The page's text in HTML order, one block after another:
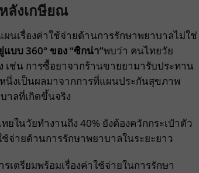
ลังเกษียณ
ผนเรื่องค่าใช้จ่ายด้านการรักษาพยาบาลไม่ใช่
แบบ 360° ของ “ซิกน่า”พบว่า คนไทยวัย
เช่น การซื้อยาจากร้านขายยามารับประทาน
นึ่งเป็นผลมาจากการที่แผนประกันสุขภาพ
าลที่เกิดขึ้นจริง
ในวัยทำงานถึง 40% ยังต้องควักกระเป๋าตัว
จ่ายด้านการรักษาพยาบาลในระยะยาว
ตรียมพร้อมเรื่องค่าใช้จ่ายในการรักษา